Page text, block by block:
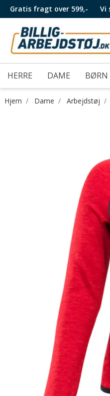
Gratis fragt over 599,- Vi
HERRE DAME BØRN
Hjem Dame Arbejdstøj